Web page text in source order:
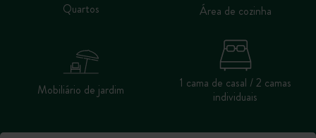
Quartos Área de cozinha
Mobiliário de jardim
1 cama de casal / 2 camas
individuais